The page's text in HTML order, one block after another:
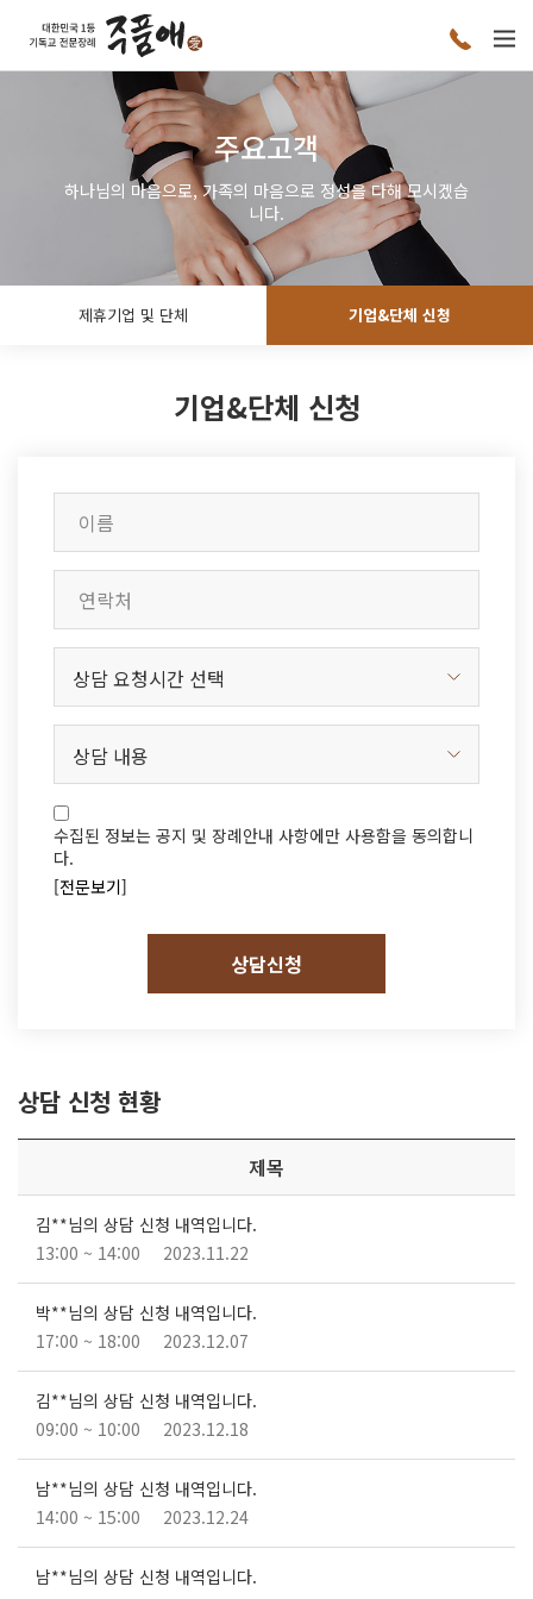
주요고객
하나님의 마음으로, 가족의 마음으로 정성을 다해 모시겠습
니다.
제휴기업 및 단체 기업&단체 신청
기업&단체 신청
수집된 정보는 공지 및 장례안내 사항에만 사용함을 동의합니
다.
[전문보기]
상담신청
상담 신청 현황
제목
김**님의 상담 신청 내역입니다.
13:00 ~ 14:00
2023.11.22
박**님의 상담 신청 내역입니다.
17:00 ~ 18:00
2023.12.07
김**님의 상담 신청 내역입니다.
09:00 ~ 10:00
2023.12.18
남**님의 상담 신청 내역입니다.
14:00 ~ 15:00
2023.12.24
남**님의 상담 신청 내역입니다.